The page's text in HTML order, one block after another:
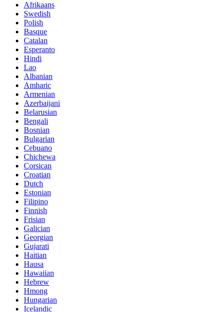
Afrikaans
Swedish
Polish
Basque
Catalan
Esperanto
Hindi
Lao
Albanian
Amharic
Armenian
Azerbaijani
Belarusian
Bengali
Bosnian
Bulgarian
Cebuano
Chichewa
Corsican
Croatian
Dutch
Estonian
Filipino
Finnish
Frisian
Galician
Georgian
Gujarati
Haitian
Hausa
Hawaiian
Hebrew
Hmong
Hungarian
Icelandic